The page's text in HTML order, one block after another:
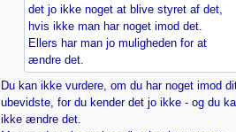
det jo ikke noget at blive styret af det,
hvis ikke man har noget imod det.
Ellers har man jo muligheden for at
ændre det.
Du kan ikke vurdere, om du har noget imod
ubevidste, for du kender det jo ikke - og du
ikke ændre det.